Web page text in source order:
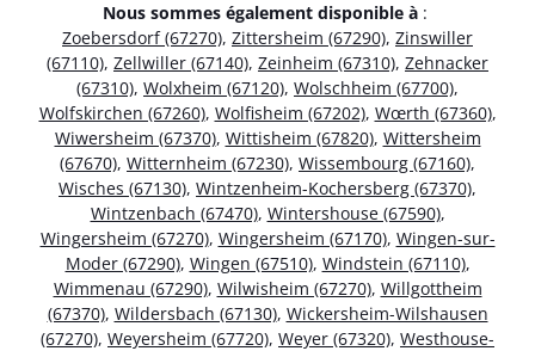
Nous sommes également disponible à :
Zoebersdorf (67270), Zittersheim (67290), Zinswiller
(67110), Zellwiller (67140), Zeinheim (67310), Zehnacker
(67310), Wolxheim (67120), Wolschheim (67700),
Wolfskirchen (67260), Wolfisheim (67202), Wœrth (67360),
Wiwersheim (67370), Wittisheim (67820), Wittersheim
(67670), Witternheim (67230), Wissembourg (67160),
Wisches (67130), Wintzenheim-Kochersberg (67370),
Wintzenbach (67470), Wintershouse (67590),
Wingersheim (67270), Wingersheim (67170), Wingen-sur-
Moder (67290), Wingen (67510), Windstein (67110),
Wimmenau (67290), Wilwisheim (67270), Willgottheim
(67370), Wildersbach (67130), Wickersheim-Wilshausen
(67270), Weyersheim (67720), Weyer (67320), Westhouse-